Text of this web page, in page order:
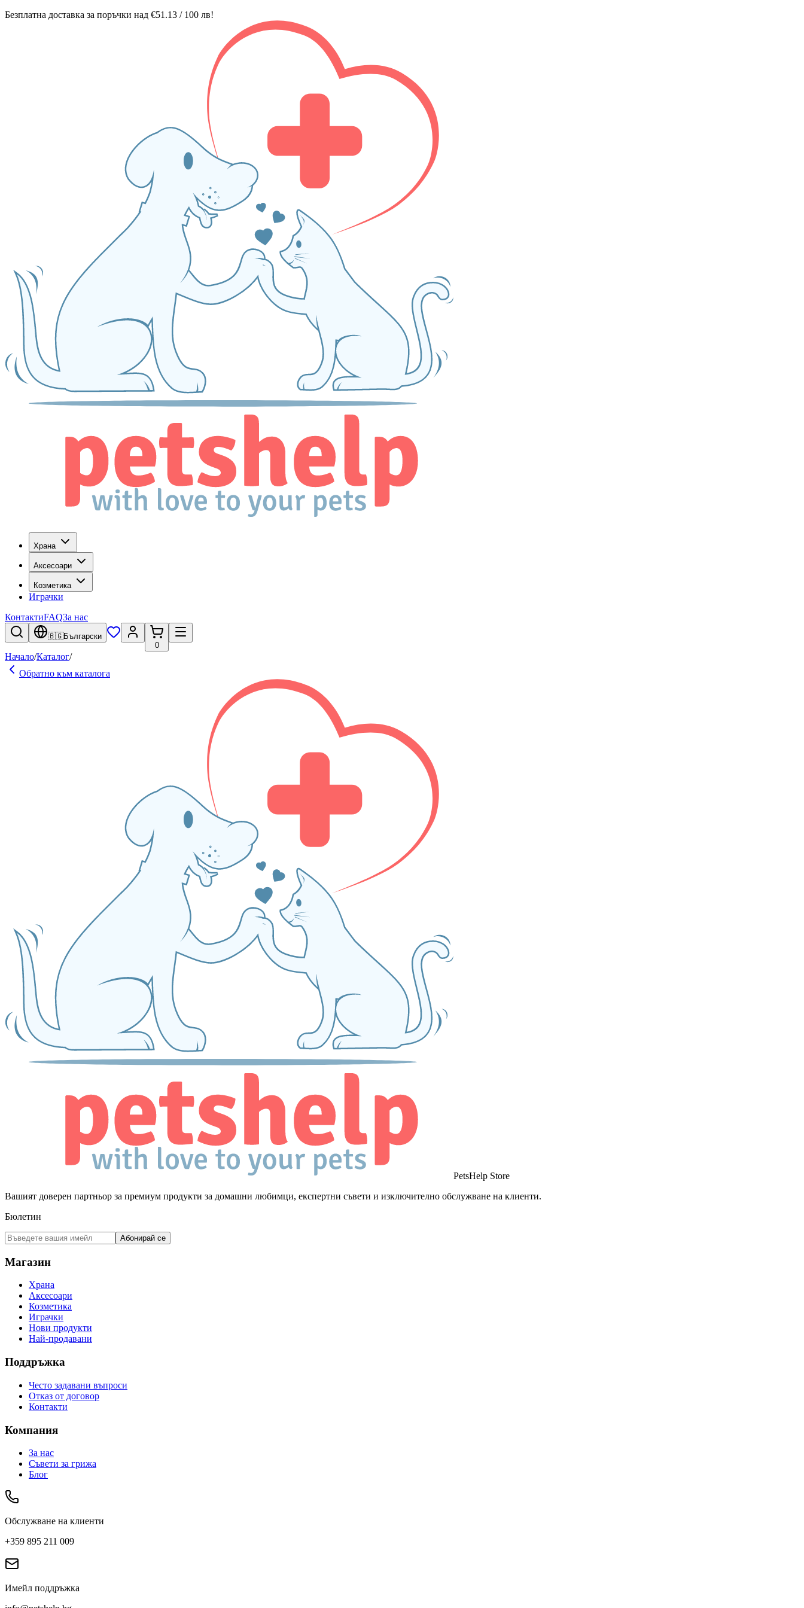
Безплатна доставка за поръчки над €51.13 / 100 лв!
Храна
Аксесоари
Козметика
Играчки
КонтактиFAQЗа нас
🇧🇬Български
0
Начало/Каталог/
Обратно към каталога
PetsHelp Store
Вашият доверен партньор за премиум продукти за домашни любимци, експертни съвети и изключително обслужване на клиенти.
Бюлетин
Абонирай се
Магазин
Храна
Аксесоари
Козметика
Играчки
Нови продукти
Най-продавани
Поддръжка
Често задавани въпроси
Отказ от договор
Контакти
Компания
За нас
Съвети за грижа
Блог
Обслужване на клиенти
+359 895 211 009
Имейл поддръжка